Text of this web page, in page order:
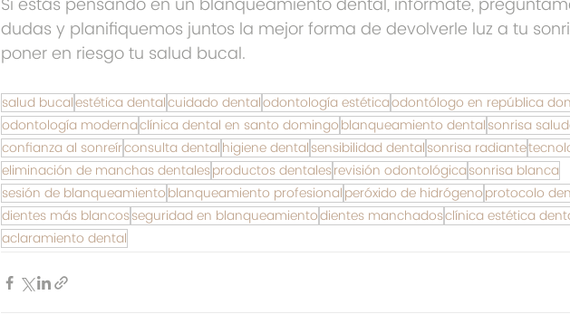
dudas y planifiquemos juntos la mejor forma de devolverle luz a tu
poner en riesgo tu salud bucal.
salud bucalestética dentalcuidado dentalodontología estéticaodontólogo en república
odontología modernaclínica dental en santo domingoblanqueamiento dentalsonrisa
confianza al sonreírconsulta dentalhigiene dentalsensibilidad dentalsonrisa radiante
eliminación de manchas dentalesproductos dentalesrevisión odontológicasonrisa blanca
sesión de blanqueamientoblanqueamiento profesionalperóxido de hidrógenoprotocolo
dientes más blancosseguridad en blanqueamientodientes manchadosclínica estética
aclaramiento dental